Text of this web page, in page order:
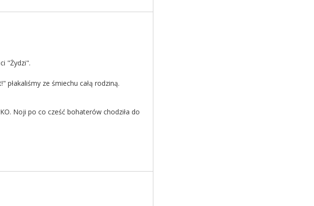
"Żydzi".
płakaliśmy ze śmiechu całą rodziną.
Noji po co cześć bohaterów chodziła do